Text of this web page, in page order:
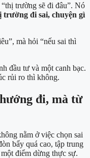
trường sẽ đi đâu”. Nó
trường đi sai, chuyện gì
mà hỏi “nếu sai thì
đầu tư và một canh bạc.
rủi ro thì không.
đi, mà từ
nằm ở việc chọn sai
bẩy quá cao, tập trung
điểm dừng thực sự.